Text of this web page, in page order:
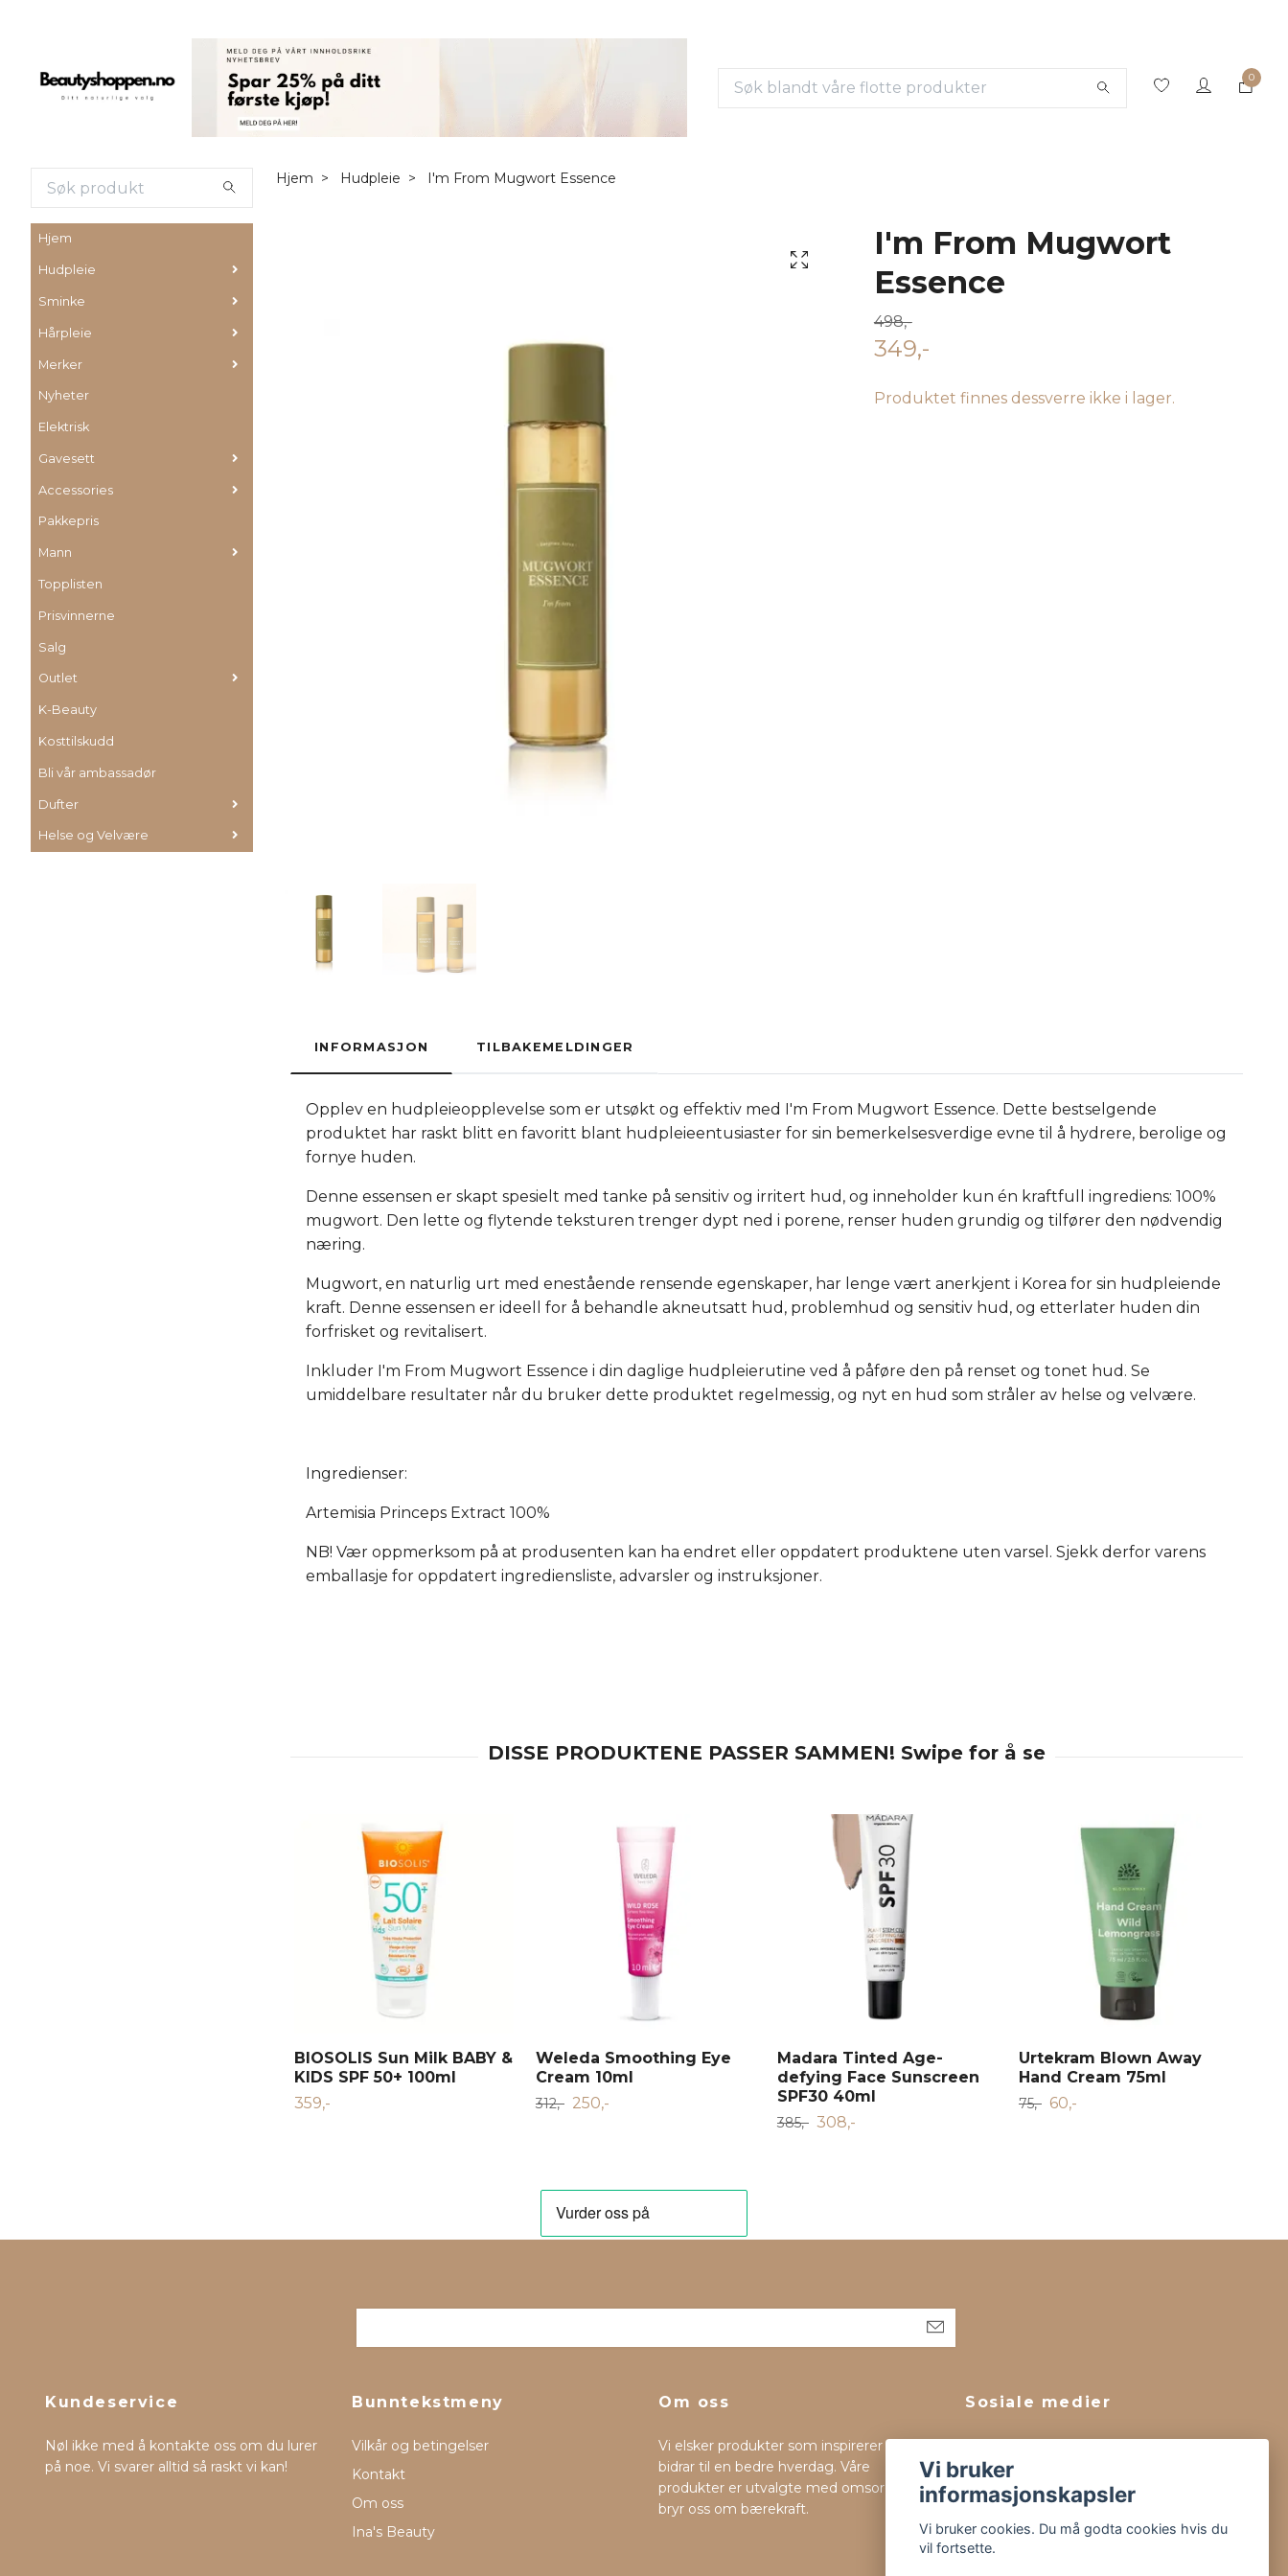
0
Hjem
Hudpleie
Sminke
Hårpleie
Merker
Nyheter
Elektrisk
Gavesett
Accessories
Pakkepris
Mann
Topplisten
Prisvinnerne
Salg
Outlet
K-Beauty
Kosttilskudd
Bli vår ambassadør
Dufter
Helse og Velvære
Hjem Hudpleie I'm From Mugwort Essence
I'm From Mugwort
Essence
498,-
349,-
Produktet finnes dessverre ikke i lager.
INFORMASJON TILBAKEMELDINGER
Opplev en hudpleieopplevelse som er utsøkt og effektiv med I'm From Mugwort Essence. Dette bestselgende
produktet har raskt blitt en favoritt blant hudpleieentusiaster for sin bemerkelsesverdige evne til å hydrere, berolige og
fornye huden.
Denne essensen er skapt spesielt med tanke på sensitiv og irritert hud, og inneholder kun én kraftfull ingrediens: 100%
mugwort. Den lette og flytende teksturen trenger dypt ned i porene, renser huden grundig og tilfører den nødvendig
næring.
Mugwort, en naturlig urt med enestående rensende egenskaper, har lenge vært anerkjent i Korea for sin hudpleiende
kraft. Denne essensen er ideell for å behandle akneutsatt hud, problemhud og sensitiv hud, og etterlater huden din
forfrisket og revitalisert.
Inkluder I'm From Mugwort Essence i din daglige hudpleierutine ved å påføre den på renset og tonet hud. Se
umiddelbare resultater når du bruker dette produktet regelmessig, og nyt en hud som stråler av helse og velvære.
Ingredienser:
Artemisia Princeps Extract 100%
NB! Vær oppmerksom på at produsenten kan ha endret eller oppdatert produktene uten varsel. Sjekk derfor varens
emballasje for oppdatert ingrediensliste, advarsler og instruksjoner.
BIOSOLIS Sun Milk BABY &
KIDS SPF 50+ 100ml
359,-
Weleda Smoothing Eye
Cream 10ml
312,- 250,-
Madara Tinted Age-
defying Face Sunscreen
SPF30 40ml
385,- 308,-
Urtekram Blown Away
Hand Cream 75ml
75,- 60,-
Kundeservice
Nøl ikke med å kontakte oss om du lurer
på noe. Vi svarer alltid så raskt vi kan!
Bunntekstmeny
Vilkår og betingelser
Kontakt
Om oss
Ina's Beauty
Om oss
Vi elsker produkter som inspirerer og
bidrar til en bedre hverdag. Våre
produkter er utvalgte med omsorg og vi
bryr oss om bærekraft.
Sosiale medier
Instagram
Tiktok
Vi bruker
informasjonskapsler
Vi bruker cookies. Du må godta cookies hvis du
vil fortsette.